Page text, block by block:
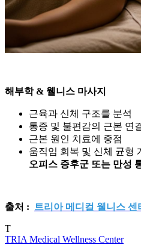
해부학 & 웰니스 마사지
근육과 신체 구조를 분석
통증 및 불편감의 근본 연
근본 원인 치료에 중점
움직임 회복 및 신체 균형
오피스 증후군 또는 만성
출처 : 트리아 메디컬 웰니스 센
T
TRIA Medical Wellness Center